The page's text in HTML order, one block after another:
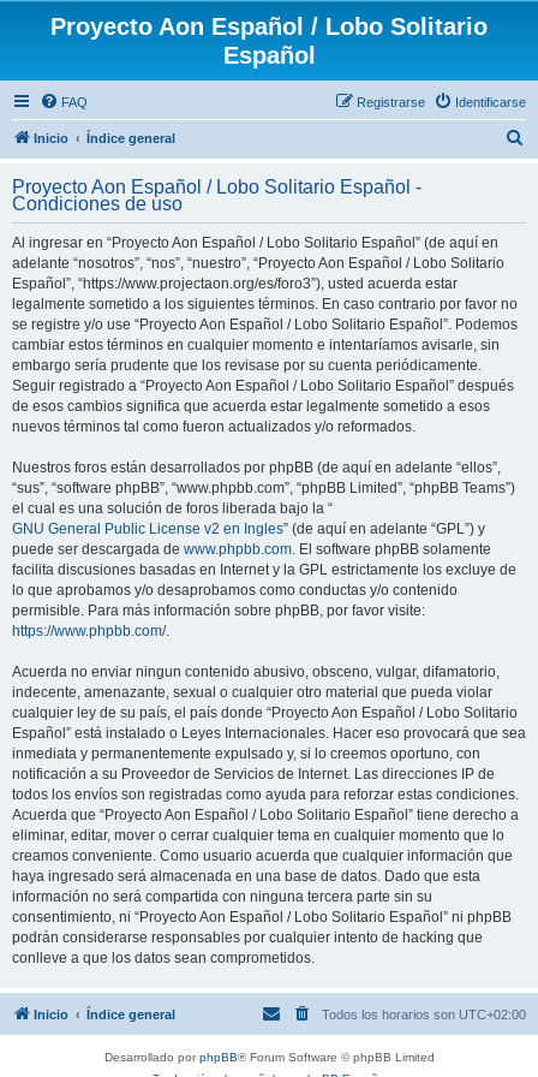
Proyecto Aon Español / Lobo Solitario
Español
FAQ Identificarse
Registrarse
Inicio Índice general
c
Proyecto Aon Español / Lobo Solitario Español -
Condiciones de uso
Al ingresar en “Proyecto Aon Español / Lobo Solitario Español” (de aquí en
adelante “nosotros”, “nos”, “nuestro”, “Proyecto Aon Español / Lobo Solitario
Español”, “https://www.projectaon.org/es/foro3”), usted acuerda estar
legalmente sometido a los siguientes términos. En caso contrario por favor no
se registre y/o use “Proyecto Aon Español / Lobo Solitario Español”. Podemos
cambiar estos términos en cualquier momento e intentaríamos avisarle, sin
embargo sería prudente que los revisase por su cuenta periódicamente.
Seguir registrado a “Proyecto Aon Español / Lobo Solitario Español” después
de esos cambios significa que acuerda estar legalmente sometido a esos
nuevos términos tal como fueron actualizados y/o reformados.
Nuestros foros están desarrollados por phpBB (de aquí en adelante “ellos”,
“sus”, “software phpBB”, “www.phpbb.com”, “phpBB Limited”, “phpBB Teams”)
el cual es una solución de foros liberada bajo la “
GNU General Public License v2 en Ingles” (de aquí en adelante “GPL”) y
puede ser descargada de www.phpbb.com. El software phpBB solamente
facilita discusiones basadas en Internet y la GPL estrictamente los excluye de
lo que aprobamos y/o desaprobamos como conductas y/o contenido
permisible. Para más información sobre phpBB, por favor visite:
https://www.phpbb.com/.
Acuerda no enviar ningun contenido abusivo, obsceno, vulgar, difamatorio,
indecente, amenazante, sexual o cualquier otro material que pueda violar
cualquier ley de su país, el país donde “Proyecto Aon Español / Lobo Solitario
Español” está instalado o Leyes Internacionales. Hacer eso provocará que sea
inmediata y permanentemente expulsado y, si lo creemos oportuno, con
notificación a su Proveedor de Servicios de Internet. Las direcciones IP de
todos los envíos son registradas como ayuda para reforzar estas condiciones.
Acuerda que “Proyecto Aon Español / Lobo Solitario Español” tiene derecho a
eliminar, editar, mover o cerrar cualquier tema en cualquier momento que lo
creamos conveniente. Como usuario acuerda que cualquier información que
haya ingresado será almacenada en una base de datos. Dado que esta
información no será compartida con ninguna tercera parte sin su
consentimiento, ni “Proyecto Aon Español / Lobo Solitario Español” ni phpBB
podrán considerarse responsables por cualquier intento de hacking que
conlleve a que los datos sean comprometidos.
Inicio Índice general Todos los horarios son UTC+02:00
Desarrollado porphpBB® Forum Software © phpBB Limited